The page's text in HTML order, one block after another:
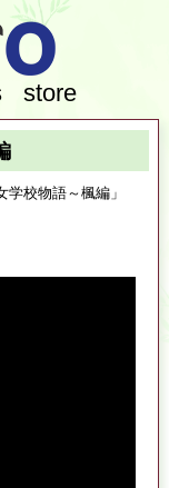
store
校物語～楓編」